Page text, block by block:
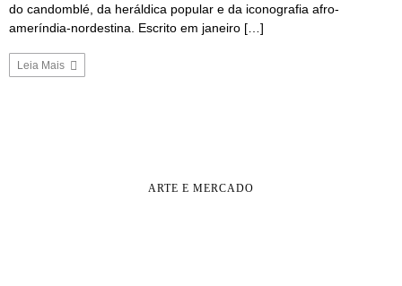
do candomblé, da heráldica popular e da iconografia afro-
ameríndia-nordestina. Escrito em janeiro […]
Leia Mais
ARTE E MERCADO